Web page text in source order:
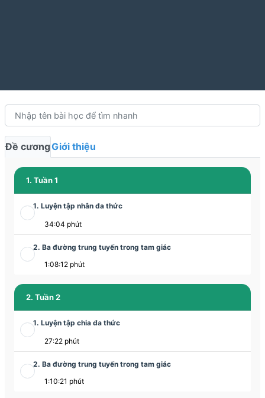
Đề cươngGiới thiệu
1. Tuần 1
1. Luyện tập nhân đa thức
34:04 phút
2. Ba đường trung tuyến trong tam giác
1:08:12 phút
2. Tuần 2
1. Luyện tập chia đa thức
27:22 phút
2. Ba đường trung tuyến trong tam giác
1:10:21 phút